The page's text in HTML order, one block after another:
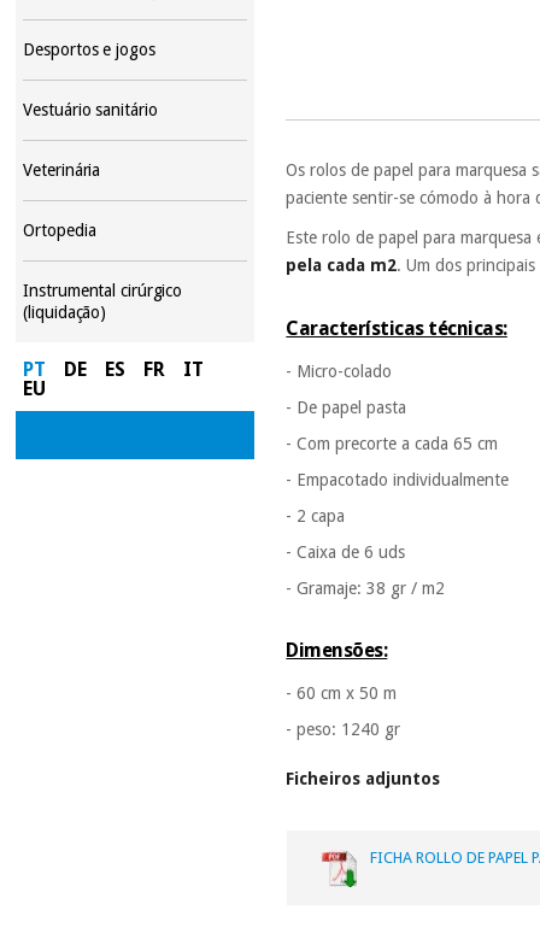
Desportos e jogos
Vestuário sanitário
Veterinária
Ortopedia
Instrumental cirúrgico
(liquidação)
PT DE ES FR
IT
EU
Os rolos de papel para marquesa
paciente sentir-se cómodo à hora
Este rolo de papel para marquesa
pela cada m2. Um dos
Características técnicas:
- Micro-colado
- De papel pasta
- Com precorte a cada 65 cm
- Empacotado individualmente
- 2 capa
- Caixa de 6 uds
- Gramaje: 38 gr / m2
Dimensões:
- 60 cm x 50 m
- peso: 1240 gr
Ficheiros adjuntos
FICHA ROLLO DE PAPEL